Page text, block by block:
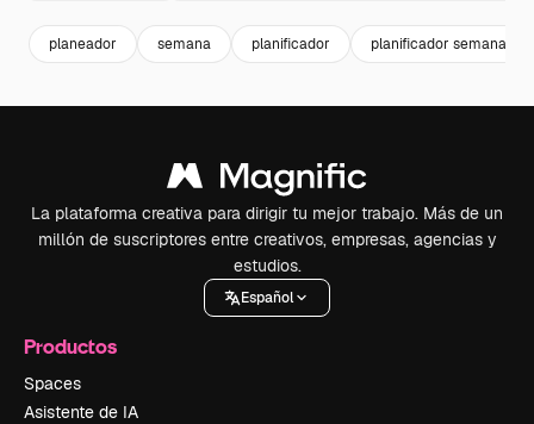
planeador semana planificador planificador semanal
La plataforma creativa para dirigir tu mejor trabajo. Más de un
millón de suscriptores entre creativos, empresas, agencias y
estudios.
Español
Productos
Spaces
Asistente de IA